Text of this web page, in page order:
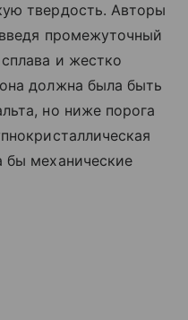
твердость. Авторы
промежуточный
и жестко
должна была быть
но ниже порога
бы механические